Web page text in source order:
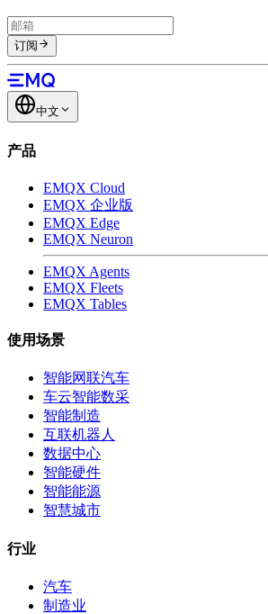
订阅
中文
产品
EMQX Cloud
EMQX 企业版
EMQX Edge
EMQX Neuron
EMQX Agents
EMQX Fleets
EMQX Tables
使用场景
智能网联汽车
车云智能数采
智能制造
互联机器人
数据中心
智能硬件
智能能源
智慧城市
行业
汽车
制造业